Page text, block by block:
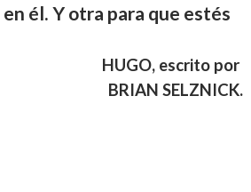
él. Y otra para que estés
HUGO, escrito por
BRIAN SELZNICK.